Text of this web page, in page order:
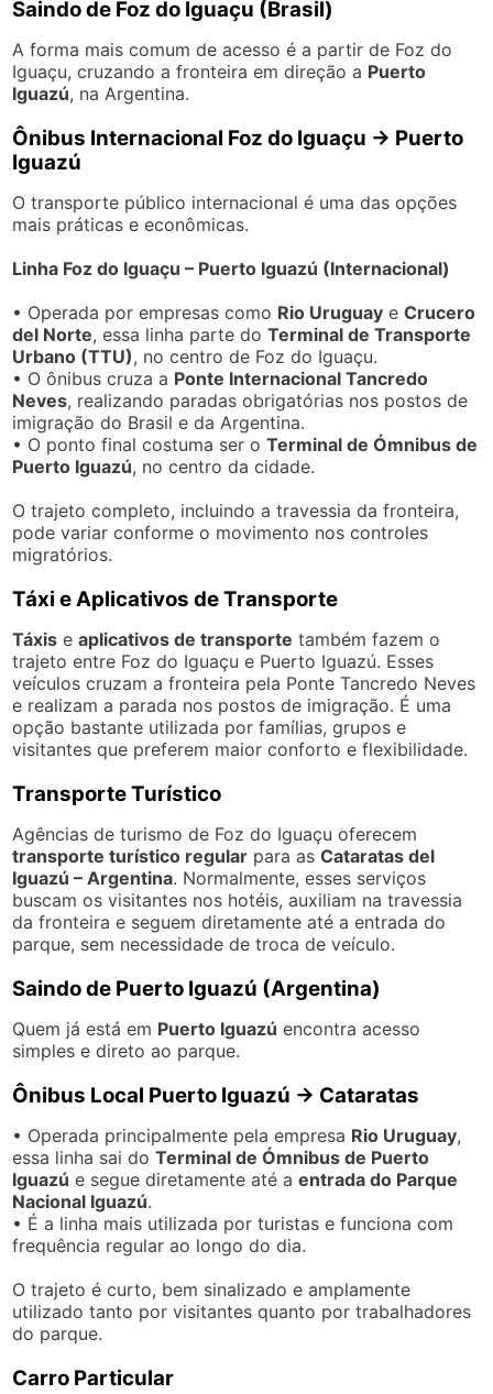
Saindo de Foz do Iguaçu (Brasil)
A forma mais comum de acesso é a partir de Foz do
Iguaçu, cruzando a fronteira em direção a Puerto
Iguazú, na Argentina.
Ônibus Internacional Foz do Iguaçu → Puerto
Iguazú
O transporte público internacional é uma das opções
mais práticas e econômicas.
Linha Foz do Iguaçu – Puerto Iguazú (Internacional)
• Operada por empresas como Rio Uruguay eCrucero
del Norte, essa linha parte doTerminal de Transporte
Urbano (TTU), no centro de Foz do Iguaçu.
• O ônibus cruza a Ponte Internacional Tancredo
Neves, realizando paradas obrigatórias nos postos de
imigração do Brasil e da Argentina.
• O ponto final costuma ser oTerminal de Ómnibus de
Puerto Iguazú, no centro da cidade.
O trajeto completo, incluindo a travessia da fronteira,
pode variar conforme o movimento nos controles
migratórios.
Táxi e Aplicativos de Transporte
Táxis eaplicativos de transporte também fazem o
trajeto entre Foz do Iguaçu e Puerto Iguazú. Esses
veículos cruzam a fronteira pela Ponte Tancredo Neves
e realizam a parada nos postos de imigração. É uma
opção bastante utilizada por famílias, grupos e
visitantes que preferem maior conforto e flexibilidade.
Transporte Turístico
Agências de turismo de Foz do Iguaçu oferecem
transporte turístico regular para asCataratas del
Iguazú – Argentina. Normalmente, esses serviços
buscam os visitantes nos hotéis, auxiliam na travessia
da fronteira e seguem diretamente até a entrada do
parque, sem necessidade de troca de veículo.
Saindo de Puerto Iguazú (Argentina)
Quem já está em Puerto Iguazú encontra acesso
simples e direto ao parque.
Ônibus Local Puerto Iguazú → Cataratas
• Operada principalmente pela empresa Rio Uruguay,
essa linha sai doTerminal de Ómnibus de Puerto
Iguazú e segue diretamente até aentrada do Parque
Nacional Iguazú.
• É a linha mais utilizada por turistas e funciona com
frequência regular ao longo do dia.
O trajeto é curto, bem sinalizado e amplamente
utilizado tanto por visitantes quanto por trabalhadores
do parque.
Carro Particular